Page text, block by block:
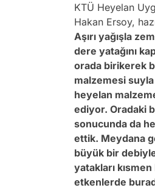
KTÜ Heyelan
Hakan Ersoy,
Aşırı yağışla
dere yatağını
orada birikerek
malzemesi suyla
heyelan
ediyor. Oradaki
sonucunda da
ettik. Meydana
büyük bir
yatakları
etkenlerde